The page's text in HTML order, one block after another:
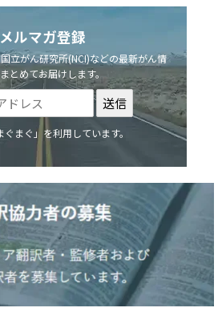
メルマガ登録
立がん研究所(NCI)などの最新がん情
とめてお届けします。
まぐ」を利用しています。